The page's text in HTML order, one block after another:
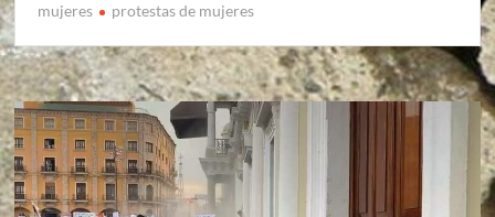
mujeres
protestas de mujeres